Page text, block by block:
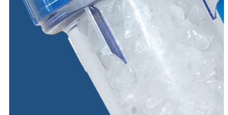
Datum: 25.11.2013